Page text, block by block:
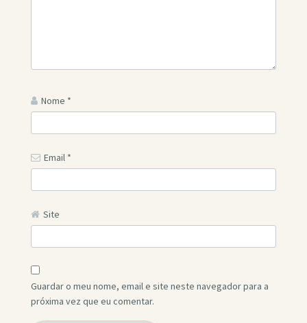
Nome *
Email *
Site
Guardar o meu nome, email e site neste navegador para a
próxima vez que eu comentar.